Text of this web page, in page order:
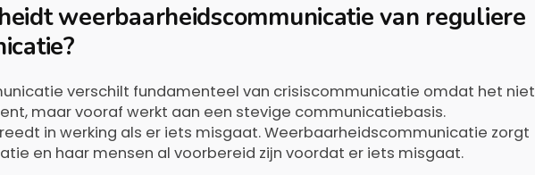
weerbaarheidscommunicatie van reguliere
verschilt fundamenteel van crisiscommunicatie omdat het niet
maar vooraf werkt aan een stevige communicatiebasis.
in werking als er iets misgaat. Weerbaarheidscommunicatie zorgt
en haar mensen al voorbereid zijn voordat er iets misgaat.